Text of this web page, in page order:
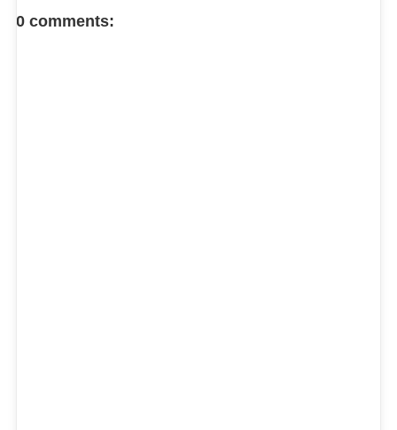
FACEBOOK COMMENT
0 comments: